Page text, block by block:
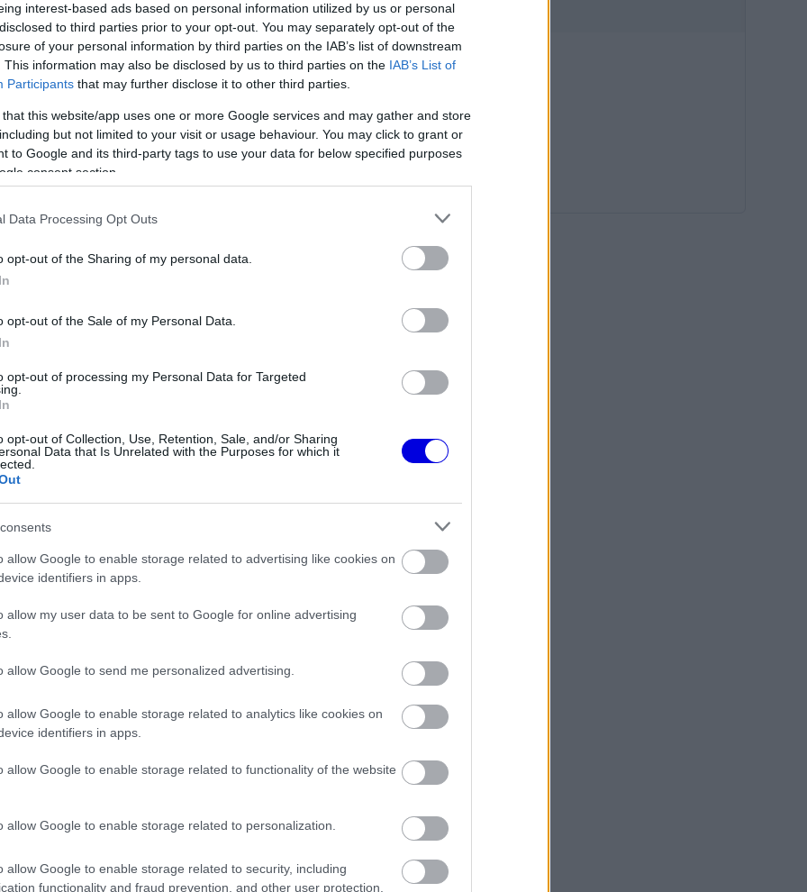
interest-based ads based on personal information utilized by us or personal
to third parties prior to your opt-out. You may separately opt-out of the
of your personal information by third parties on the IAB’s list of downstream
This information may also be disclosed by us to third parties on the IAB’s List of
Participants that may further disclose it to other third parties.
that this website/app uses one or more Google services and may gather and store
but not limited to your visit or usage behaviour. You may click to grant or
to Google and its third-party tags to use your data for below specified purposes
consent section.
Data Processing Opt Outs
opt-out of the Sharing of my personal data.
opt-out of the Sale of my Personal Data.
opt-out of processing my Personal Data for Targeted
opt-out of Collection, Use, Retention, Sale, and/or Sharing
Data that Is Unrelated with the Purposes for which it
allow Google to enable storage related to advertising like cookies on
identifiers in apps.
allow my user data to be sent to Google for online advertising
allow Google to send me personalized advertising.
allow Google to enable storage related to analytics like cookies on
identifiers in apps.
allow Google to enable storage related to functionality of the website
allow Google to enable storage related to personalization.
allow Google to enable storage related to security, including
functionality and fraud prevention, and other user protection.
McLarenhez a brit versenyzővel, és
A „Carlando” néven elhíresült duó rajongók
és könnyed humorával.
kapott a
miatt